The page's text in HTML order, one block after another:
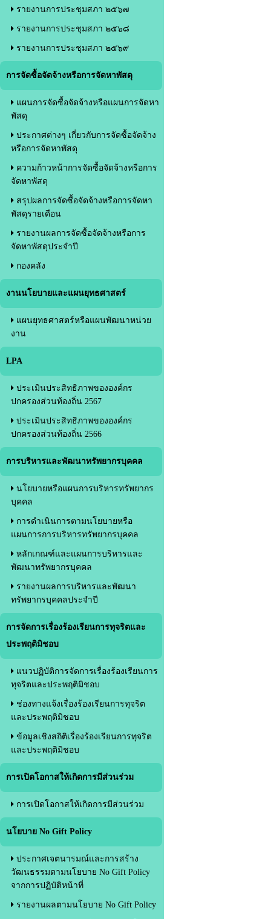
รายงานการประชุมสภา ๒๕๖๗
รายงานการประชุมสภา ๒๕๖๘
รายงานการประชุมสภา ๒๕๖๙
การจัดซื้อจัดจ้างหรือการจัดหาพัสดุ
แผนการจัดซื้อจัดจ้างหรือแผนการจัดหา
พัสดุ
ประกาศต่างๆ เกี่ยวกับการจัดซื้อจัดจ้าง
หรือการจัดหาพัสดุ
ความก้าวหน้าการจัดซื้อจัดจ้างหรือการ
จัดหาพัสดุ
สรุปผลการจัดซื้อจัดจ้างหรือการจัดหา
พัสดุรายเดือน
รายงานผลการจัดซื้อจัดจ้างหรือการ
จัดหาพัสดุประจำปี
กองคลัง
งานนโยบายและแผนยุทธศาสตร์
แผนยุทธศาสตร์หรือแผนพัฒนาหน่วย
งาน
LPA
ประเมินประสิทธิภาพขององค์กร
ปกครองส่วนท้องถิ่น 2567
ประเมินประสิทธิภาพขององค์กร
ปกครองส่วนท้องถิ่น 2566
การบริหารและพัฒนาทรัพยากรบุคคล
นโยบายหรือแผนการบริหารทรัพยากร
บุคคล
การดำเนินการตามนโยบายหรือ
แผนการการบริหารทรัพยากรบุคคล
หลักเกณฑ์และแผนการบริหารและ
พัฒนาทรัพยากรบุคคล
รายงานผลการบริหารและพัฒนา
ทรัพยากรบุคคลประจำปี
การจัดการเรื่องร้องเรียนการทุจริตและ
ประพฤติมิชอบ
แนวปฏิบัติการจัดการเรื่องร้องเรียนการ
ทุจริตและประพฤติมิชอบ
ช่องทางแจ้งเรื่องร้องเรียนการทุจริต
และประพฤติมิชอบ
ข้อมูลเชิงสถิติเรื่องร้องเรียนการทุจริต
และประพฤติมิชอบ
การเปิดโอกาสให้เกิดการมีส่วนร่วม
การเปิดโอกาสให้เกิดการมีส่วนร่วม
นโยบาย No Gift Policy
ประกาศเจตนารมณ์และการสร้าง
วัฒนธรรมตามนโยบาย No Gift Policy
จากการปฏิบัติหน้าที่
รายงานผลตามนโยบาย No Gift Policy